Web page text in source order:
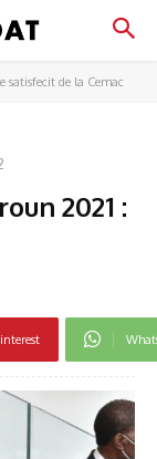
satisfecit de la Cemac
2021 :